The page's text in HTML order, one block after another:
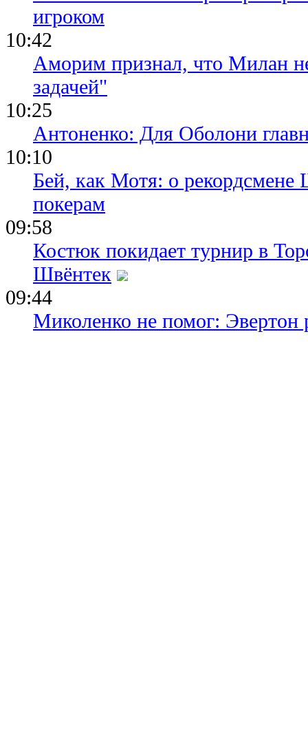
игроком
10:42
Аморим признал, что Милан
задачей"
10:25
Антоненко: Для Оболони
10:10
Бей, как Мотя: о рекордсмене
покерам
09:58
Костюк покидает турнир в
Швёнтек
09:44
Миколенко не помог: Эвертон